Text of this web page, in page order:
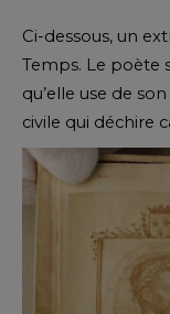
Ci-dessous, un
Temps. Le poète
qu’elle use de
civile qui déchire